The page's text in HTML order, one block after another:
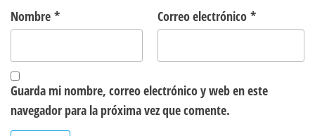
Nombre * Correo electrónico *
Guarda mi nombre, correo electrónico y web en este
navegador para la próxima vez que comente.